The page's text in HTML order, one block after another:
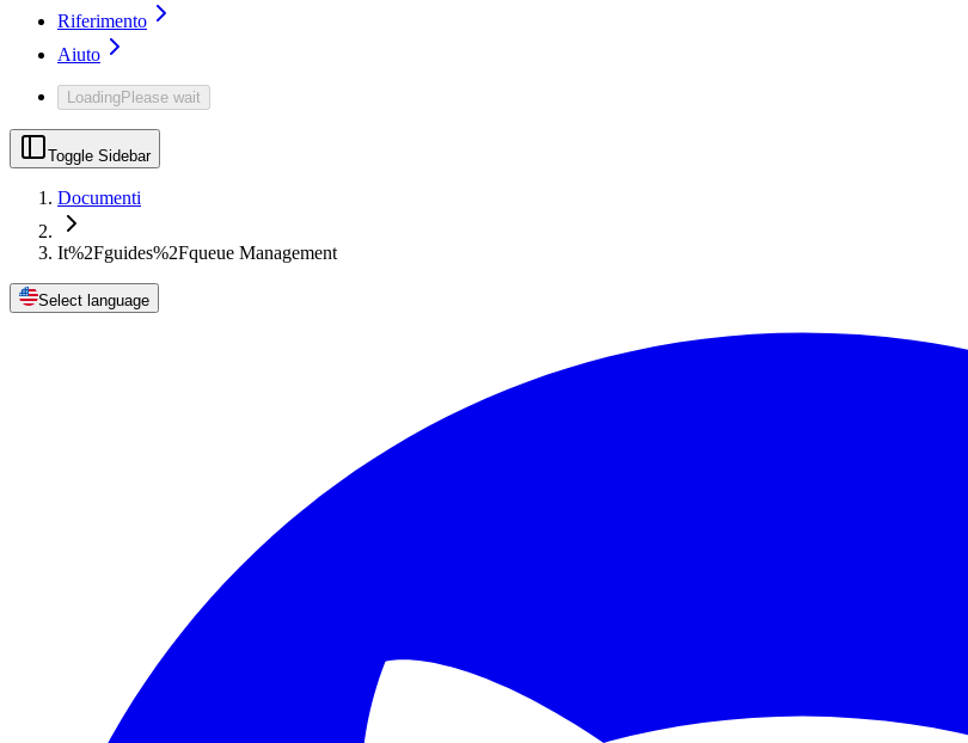
Riferimento
Aiuto
LoadingPlease wait
Toggle Sidebar
Documenti
It%2Fguides%2Fqueue Management
Select language